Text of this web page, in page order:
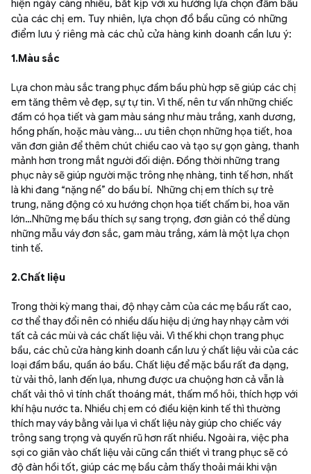
hiện ngày càng nhiều, bắt kịp với xu hướng lựa chọn đầm bầu
của các chị em. Tuy nhiên, lựa chọn đồ bầu cũng có những
điểm lưu ý riêng mà các chủ cửa hàng kinh doanh cần lưu ý:
1.Màu sắc
Lựa chon màu sắc trang phục đầm bầu phù hợp sẽ giúp các chị
em tăng thêm vẻ đẹp, sự tự tin. Vì thế, nên tư vấn những chiếc
đầm có họa tiết và gam màu sáng như màu trắng, xanh dương,
hồng phấn, hoặc màu vàng... ưu tiên chọn những họa tiết, hoa
văn đơn giản để thêm chút chiều cao và tạo sự gọn gàng, thanh
mảnh hơn trong mắt người đối diện. Đồng thời những trang
phục này sẽ giúp người mặc trông nhẹ nhàng, tinh tế hơn, nhất
là khi đang “nặng nề” do bầu bí. Những chị em thích sự trẻ
trung, năng động có xu hướng chọn họa tiết chấm bi, hoa văn
lớn…Những mẹ bầu thích sự sang trọng, đơn giản có thể dùng
những mẫu váy đơn sắc, gam màu trắng, xám là một lựa chọn
tinh tế.
2.Chất liệu
Trong thời kỳ mang thai, độ nhạy cảm của các mẹ bầu rất cao,
cơ thể thay đổi nên có nhiều dấu hiệu dị ứng hay nhạy cảm với
tất cả các mùi và các chất liệu vải. Vì thế khi chọn trang phục
bầu, các chủ cửa hàng kinh doanh cần lưu ý chất liệu vải của các
loại đầm bầu, quần áo bầu. Chất liệu để mặc bầu rất đa dạng,
từ vải thô, lanh đến lụa, nhưng được ưa chuộng hơn cả vẫn là
chất vải thô vì tính chất thoáng mát, thấm mồ hôi, thích hợp với
khí hậu nước ta. Nhiều chị em có điều kiện kinh tế thì thường
thích may váy bằng vải lụa vì chất liệu này giúp cho chiếc váy
trông sang trọng và quyến rũ hơn rất nhiều. Ngoài ra, việc pha
sợi co giãn vào chất liệu vải cũng cần thiết vì trang phục sẽ có
độ đàn hồi tốt, giúp các mẹ bầu cảm thấy thoải mái khi vận